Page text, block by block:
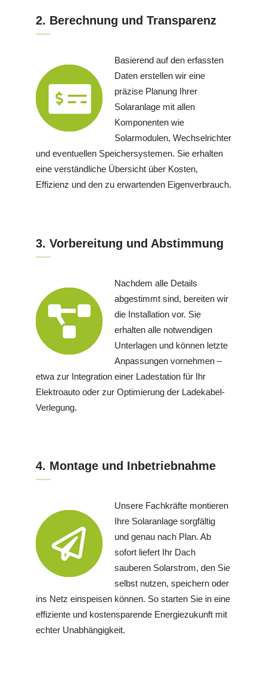
2. Berechnung und Transparenz
Basierend auf den erfassten
Daten erstellen wir eine
präzise Planung Ihrer
Solaranlage mit allen
Komponenten wie
Solarmodulen, Wechselrichter
und eventuellen Speichersystemen. Sie erhalten
eine verständliche Übersicht über Kosten,
Effizienz und den zu erwartenden Eigenverbrauch.
3. Vorbereitung und Abstimmung
Nachdem alle Details
abgestimmt sind, bereiten wir
die Installation vor. Sie
erhalten alle notwendigen
Unterlagen und können letzte
Anpassungen vornehmen –
etwa zur Integration einer Ladestation für Ihr
Elektroauto oder zur Optimierung der Ladekabel-
Verlegung.
4. Montage und Inbetriebnahme
Unsere Fachkräfte montieren
Ihre Solaranlage sorgfältig
und genau nach Plan. Ab
sofort liefert Ihr Dach
sauberen Solarstrom, den Sie
selbst nutzen, speichern oder
ins Netz einspeisen können. So starten Sie in eine
effiziente und kostensparende Energiezukunft mit
echter Unabhängigkeit.